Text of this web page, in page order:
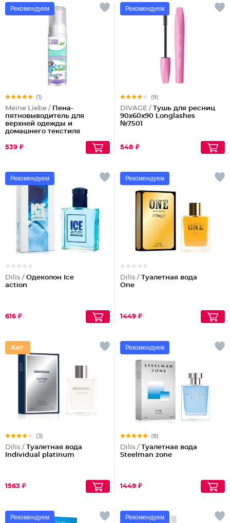
Рекомендуем
(1)
Meine Liebe / Пена-
пятновыводитель для
верхней одежды и
домашнего текстиля
539 ₽
Рекомендуем
(9)
DIVAGE / Тушь для ресниц
90x60x90 Longlashes
№7501
548 ₽
Рекомендуем
Dilis / Одеколон Ice
action
616 ₽
Рекомендуем
Dilis / Туалетная вода
One
1449 ₽
(3)
Dilis / Туалетная вода
Individual platinum
1563 ₽
Рекомендуем
(8)
Dilis / Туалетная вода
Steelman zone
1449 ₽
Рекомендуем Рекомендуем